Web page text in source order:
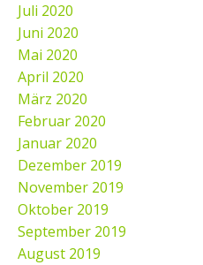
Juli 2020
Juni 2020
Mai 2020
April 2020
März 2020
Februar 2020
Januar 2020
Dezember 2019
November 2019
Oktober 2019
September 2019
August 2019